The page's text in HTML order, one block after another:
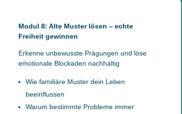
Modul 8: Alte Muster lösen – echte
Freiheit gewinnen
Erkenne unbewusste Prägungen und löse
emotionale Blockaden nachhaltig
Wie familiäre Muster dein Leben
beeinflussen
Warum bestimmte Probleme immer